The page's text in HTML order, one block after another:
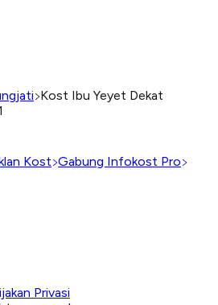
Kost Ibu Yeyet Dekat
Kost Gabung Infokost Pro
Privasi